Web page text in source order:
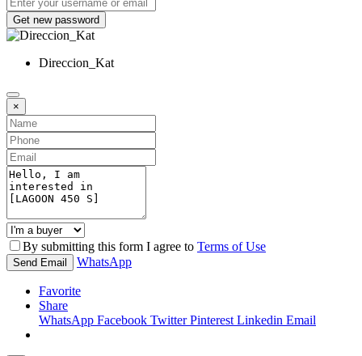
Get new password
Direccion_Kat
×
By submitting this form I agree to Terms of Use
Send Email WhatsApp
Favorite
Share
WhatsApp Facebook TwitterPinterest Linkedin Email